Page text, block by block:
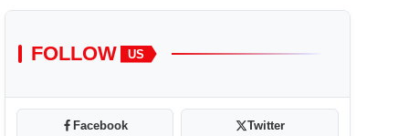
FOLLOW US
Facebook Twitter